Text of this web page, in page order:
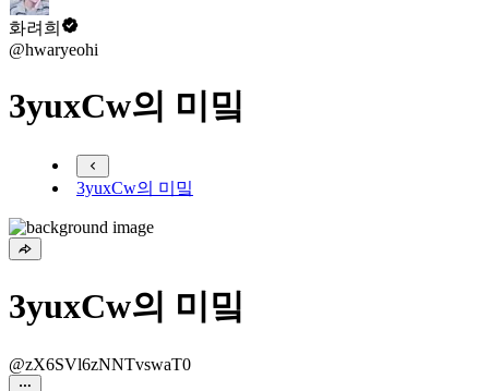
화려희
@hwaryeohi
3yuxCw의 미밐
3yuxCw의 미밐
3yuxCw의 미밐
@zX6SVl6zNNTvswaT0